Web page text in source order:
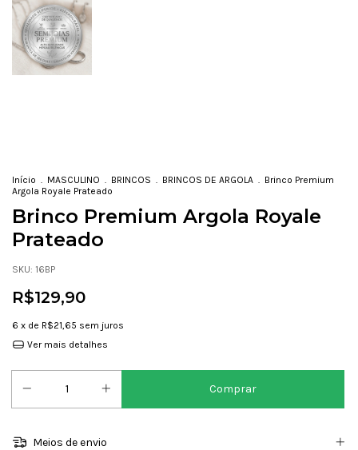
Início . MASCULINO . BRINCOS . BRINCOS DE ARGOLA . Brinco Premium
Argola Royale Prateado
Brinco Premium Argola Royale
Prateado
SKU: 16BP
R$129,90
6 x de R$21,65 sem juros
Ver mais detalhes
Meios de envio